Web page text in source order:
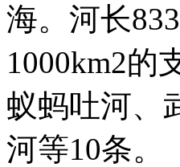
海。河长
1000km2的
蚁蚂吐河、
河等10条。